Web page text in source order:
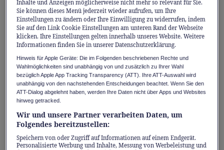
gleich den Puls hochtreiben? Denn genau hier
liegt der entscheidende Unterschied. Je nach
Alter, Wert und emotionaler Bedeutung des
Fahrzeugs unterscheidet sich auch der
Absicherungsbedarf.
Hinzu kommen Faktoren wie die
Fahrzeugfinanzierung, die jährliche
Fahrleistung oder der Stellplatz für das
Fahrzeug. Auch die Selbstbeteiligung, die Sie
Inhalte und Anzeigen möglicherweise nicht mehr so relevant für Sie.
Sie können dieses Menü jederzeit wieder aufrufen, um Ihre
Einstellungen zu ändern oder Ihre Einwilligung zu widerrufen, indem
Sie auf den Link Cookie Einstellungen am unteren Rand der Webseite
klicken. Ihre Einstellungen gelten innerhalb unseres Website. Weitere
Informationen finden Sie in unserer Datenschutzerklärung.
Hinweis für Apple Geräte: Die im Folgenden beschriebenen Rechte und
Wahlmöglichkeiten sind unabhängig von und zusätzlich zu Ihrer Wahl
bezüglich Apple App Tracking Transparency (ATT). Ihre ATT-Auswahl wird
unabhängig von den nachstehenden Entscheidungen beachtet. Wenn Sie den
ATT-Dialog abgelehnt haben, werden Ihre Daten nicht über Apps und Websites
hinweg getracked.
Wir und unsere Partner verarbeiten Daten, um
Folgendes bereitzustellen:
Speichern von oder Zugriff auf Informationen auf einem Endgerät.
Personalisierte Werbung und Inhalte, Messung von Werbeleistung und